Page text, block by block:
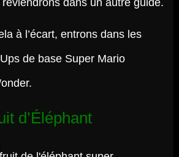
dans un autre guide.
à l’écart, entrons dans les
de base Super Mario
d’Éléphant